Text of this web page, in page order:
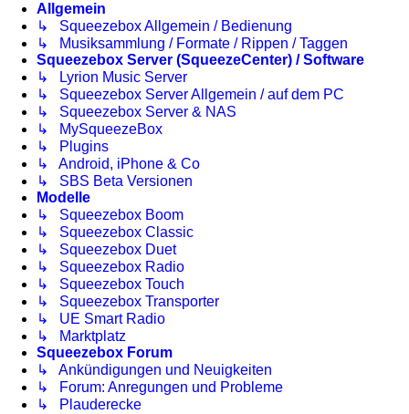
Allgemein
↳ Squeezebox Allgemein / Bedienung
↳ Musiksammlung / Formate / Rippen / Taggen
Squeezebox Server (SqueezeCenter) / Software
↳ Lyrion Music Server
↳ Squeezebox Server Allgemein / auf dem PC
↳ Squeezebox Server & NAS
↳ MySqueezeBox
↳ Plugins
↳ Android, iPhone & Co
↳ SBS Beta Versionen
Modelle
↳ Squeezebox Boom
↳ Squeezebox Classic
↳ Squeezebox Duet
↳ Squeezebox Radio
↳ Squeezebox Touch
↳ Squeezebox Transporter
↳ UE Smart Radio
↳ Marktplatz
Squeezebox Forum
↳ Ankündigungen und Neuigkeiten
↳ Forum: Anregungen und Probleme
↳ Plauderecke